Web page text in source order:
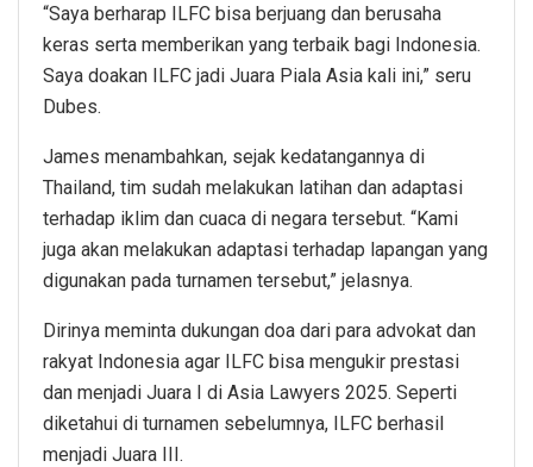
“Saya berharap ILFC bisa berjuang dan berusaha
keras serta memberikan yang terbaik bagi Indonesia.
Saya doakan ILFC jadi Juara Piala Asia kali ini,” seru
Dubes.
James menambahkan, sejak kedatangannya di
Thailand, tim sudah melakukan latihan dan adaptasi
terhadap iklim dan cuaca di negara tersebut. “Kami
juga akan melakukan adaptasi terhadap lapangan yang
digunakan pada turnamen tersebut,” jelasnya.
Dirinya meminta dukungan doa dari para advokat dan
rakyat Indonesia agar ILFC bisa mengukir prestasi
dan menjadi Juara I di Asia Lawyers 2025. Seperti
diketahui di turnamen sebelumnya, ILFC berhasil
menjadi Juara III.